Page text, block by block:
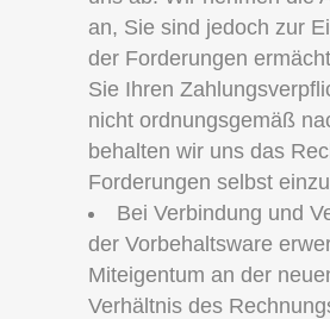
an, Sie sind jedoch zur
der Forderungen
Sie Ihren
nicht ordnungsgemäß
behalten wir uns das
Forderungen selbst
Bei Verbindung und
der Vorbehaltsware
Miteigentum an der
Verhältnis des